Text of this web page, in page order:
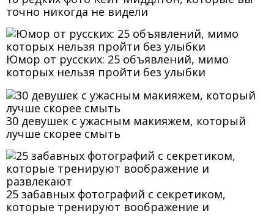
точно никогда не видели
Юмор от русских: 25 объявлений, мимо
которых нельзя пройти без улыбки
30 девушек с ужасным макияжем, который
лучше скорее смыть
25 забавных фотографий с секретиком,
которые тренируют воображение и